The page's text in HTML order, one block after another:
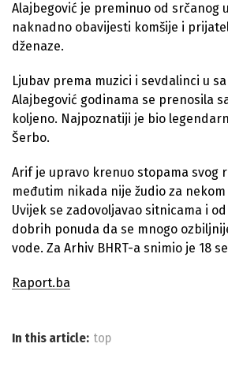
Alajbegović je preminuo od srčanog
naknadno obavijesti komšije i
dženaze.
Ljubav prema muzici i sevdalinci u
Alajbegović godinama se prenosila
koljeno. Najpoznatiji je bio
Šerbo.
Arif je upravo krenuo stopama svog
međutim nikada nije žudio za
Uvijek se zadovoljavao sitnicama i
dobrih ponuda da se mnogo
vode. Za Arhiv BHRT-a snimio je 18
Raport.ba
In this article: top